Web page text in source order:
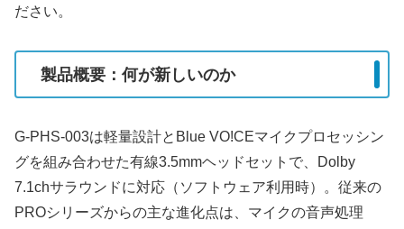
ださい。
製品概要：何が新しいのか
G-PHS-003は軽量設計とBlue VO!CEマイクプロセッシン
グを組み合わせた有線3.5mmヘッドセットで、Dolby
7.1chサラウンドに対応（ソフトウェア利用時）。従来の
PROシリーズからの主な進化点は、マイクの音声処理